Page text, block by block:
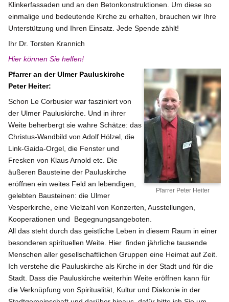
Klinkerfassaden und an den Betonkonstruktionen. Um diese so
einmalige und bedeutende Kirche zu erhalten, brauchen wir Ihre
Unterstützung und Ihren Einsatz. Jede Spende zählt!
Ihr Dr. Torsten Krannich
Hier können Sie helfen!
Pfarrer Peter Heiter
Pfarrer an der Ulmer Pauluskirche
Peter Heiter:
Schon Le Corbusier war fasziniert von
der Ulmer Pauluskirche. Und in ihrer
Weite beherbergt sie wahre Schätze: das
Christus-Wandbild von Adolf Hölzel, die
Link-Gaida-Orgel, die Fenster und
Fresken von Klaus Arnold etc. Die
äußeren Bausteine der Pauluskirche
eröffnen ein weites Feld an lebendigen,
gelebten Bausteinen: die Ulmer
Vesperkirche, eine Vielzahl von Konzerten, Ausstellungen,
Kooperationen und Begegnungsangeboten.
All das steht durch das geistliche Leben in diesem Raum in einer
besonderen spirituellen Weite. Hier finden jährliche tausende
Menschen aller gesellschaftlichen Gruppen eine Heimat auf Zeit.
Ich verstehe die Pauluskirche als Kirche in der Stadt und für die
Stadt. Dass die Pauluskirche weiterhin Weite eröffnen kann für
die Verknüpfung von Spiritualität, Kultur und Diakonie in der